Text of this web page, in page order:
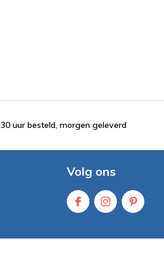
uur besteld, morgen geleverd
Volg ons